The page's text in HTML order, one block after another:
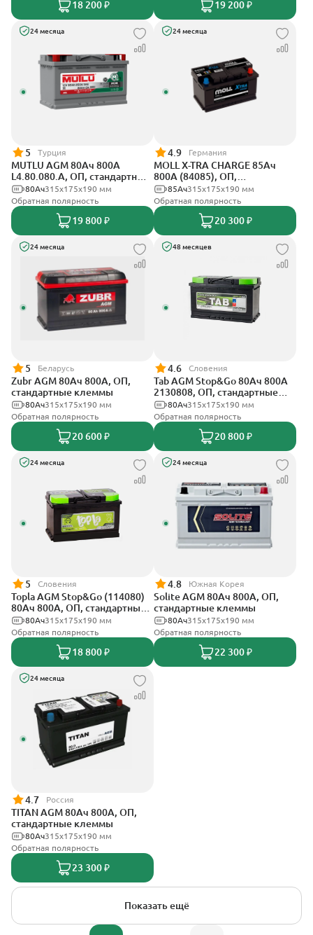
18 200 ₽ 19 200 ₽
24 месяца
5 Турция
MUTLU AGM 80Ач 800A
L4.80.080.A, ОП, стандартные
клеммы315x175x190 мм
80Ач
Обратная полярность
19 800 ₽
24 месяца
4.9 Германия
MOLL X-TRA CHARGE 85Ач
800А (84085), ОП,
стандартные клеммы
315x175x190 мм
85Ач
Обратная полярность
20 300 ₽
24 месяца
5 Беларусь
Zubr AGM 80Ач 800А, ОП,
стандартные клеммы
315x175x190 мм
80Ач
Обратная полярность
20 600 ₽
48 месяцев
4.6 Словения
Tab AGM Stop&Go 80Ач 800А
2130808, ОП, стандартные
клеммы315x175x190 мм
80Ач
Обратная полярность
20 800 ₽
24 месяца
5 Словения
Topla AGM Stop&Go (114080)
80Ач 800А, ОП, стандартные
клеммы315x175x190 мм
80Ач
Обратная полярность
18 800 ₽
24 месяца
4.8 Южная Корея
Solite AGM 80Ач 800А, ОП,
стандартные клеммы
315x175x190 мм
80Ач
Обратная полярность
22 300 ₽
24 месяца
4.7 Россия
TITAN AGM 80Ач 800А, ОП,
стандартные клеммы
315x175x190 мм
80Ач
Обратная полярность
23 300 ₽
Показать ещё